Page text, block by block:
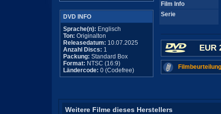
DVD INFO
Sprache(n): Englisch
Ton: Originalton
Releasedatum: 10.07.2025
Anzahl Discs: 1
Packung: Standard Box
Format: NTSC (16:9)
Ländercode: 0 (Codefree)
Film Info
Serie
EUR
Weitere Filme dieses Herstellers